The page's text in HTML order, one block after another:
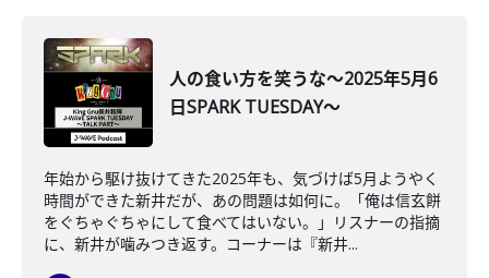
人の食い方を笑うな～2025年5月6
日SPARK TUESDAY～
年始から駆け抜けてきた2025年も、気づけば5月ようやく
時間ができた新井だが、あの問題は如何に。「俺は信玄餅
をぐちゃぐちゃにして食べてはいない。」リスナーの指摘
に、新井が噛みつき返す。コーナーは『新井...